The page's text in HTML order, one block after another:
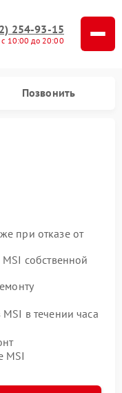
254-93-15
с 10:00 до 20:00
Позвонить
при отказе от
собственной
в течении часа
MSI